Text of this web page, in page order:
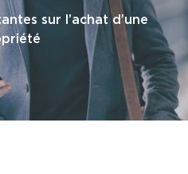
sur l’achat d’une